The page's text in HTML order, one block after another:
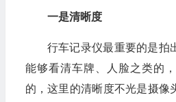
一是清晰度
行车记录仪最重要的是拍
能够看清车牌、人脸之类的
的，这里的清晰度不光是摄像